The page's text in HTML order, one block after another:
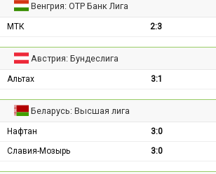
Венгрия: ОТР Банк Лига
МТК 2:3
Австрия: Бундеслига
Альтах 3:1
Беларусь: Высшая лига
Нафтан 3:0
Славия-Мозырь
3:0